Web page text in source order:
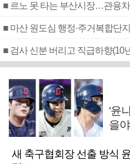
■ 르노 못 타는 부산시장…관용
■ 마산 원도심 행정·주거복합단
‘윤
을
새 축구협회장 선출 방식